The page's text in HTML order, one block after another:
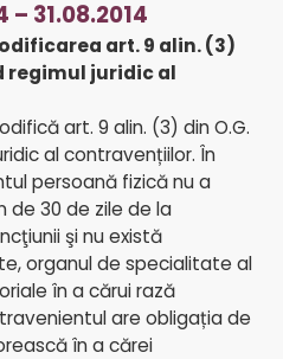
– 31.08.2014
art. 9 alin. (3)
regimul juridic al
art. 9 alin. (3) din O.G.
al contravențiilor. În
persoană fizică nu a
30 de zile de la
şi nu există
organul de specialitate al
în a cărui rază
are obligația de
în a cărei